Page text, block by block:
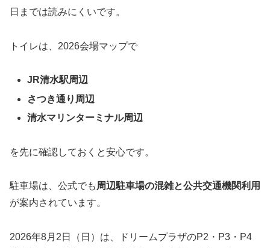
日までは読みにくいです。
トイレは、2026会場マップで
JR清水駅周辺
さつき通り周辺
清水マリンターミナル周辺
を先に確認しておくと安心です。
駐車場は、公式でも 周辺駐車場の混雑と公共交通機関利用
が案内されています。
2026年8月2日（日）は、ドリームプラザのP2・P3・P4